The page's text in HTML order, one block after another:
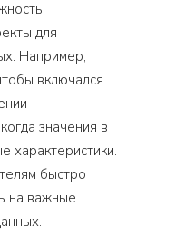
для
Например,
включался
значения в
характеристики.
быстро
на важные